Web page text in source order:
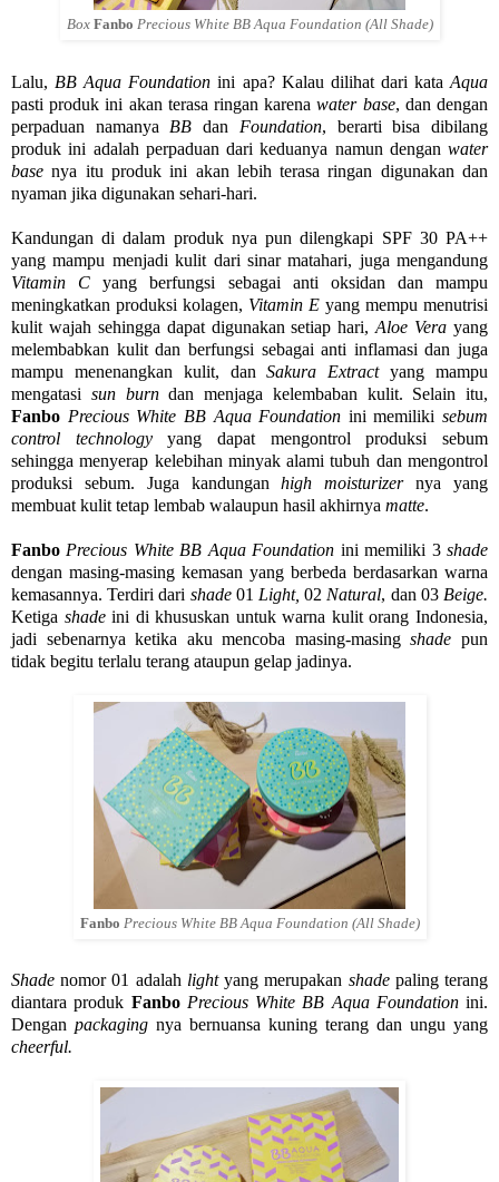
Box Fanbo Precious White BB Aqua Foundation (All Shade)
Lalu, BB Aqua Foundationini apa? Kalau dilihat dari kataAqua
pasti produk ini akan terasa ringan karenawater base, dan dengan
perpaduan namanya BBdan Foundation, berarti bisa dibilang
produk ini adalah perpaduan dari keduanya namun dengan water
basenya itu produk ini akan lebih terasa ringan digunakan dan
nyaman jika digunakan sehari-hari.
Kandungan di dalam produk nya pun dilengkapi SPF 30 PA++
yang mampu menjadi kulit dari sinar matahari, juga mengandung
Vitamin C yang berfungsi sebagai anti oksidan dan mampu
meningkatkan produksi kolagen, Vitamin E yang mempu menutrisi
kulit wajah sehingga dapat digunakan setiap hari,Aloe Verayang
melembabkan kulit dan berfungsi sebagai anti inflamasi dan juga
mampu menenangkan kulit, danSakura Extractyang mampu
mengatasi sun burndan menjaga kelembaban kulit. Selain itu,
Fanbo Precious White BB Aqua Foundation ini memiliki sebum
control technologyyang dapat mengontrol produksi sebum
sehinggamenyerap kelebihan minyak alami tubuh dan mengontrol
produksi sebum. Juga kandunganhigh moisturizernya yang
membuat kulit tetap lembab walaupun hasil akhirnya matte.
Fanbo Precious White BB Aqua Foundation ini memiliki 3shade
dengan masing-masing kemasan yang berbeda berdasarkan warna
kemasannya. Terdiri dari shade01 Light,02 Natural, dan 03 Beige.
Ketiga shadeini di khususkan untuk warna kulit orang Indonesia,
jadi sebenarnya ketika aku mencoba masing-masingshadepun
tidak begitu terlalu terang ataupun gelap jadinya.
Fanbo Precious White BB Aqua Foundation (All Shade)
Shadenomor 01 adalah lightyang merupakan shade paling terang
diantara produk FanboPrecious White BB Aqua Foundationini.
Dengan packaging nya bernuansa kuning terang dan ungu yang
cheerful.